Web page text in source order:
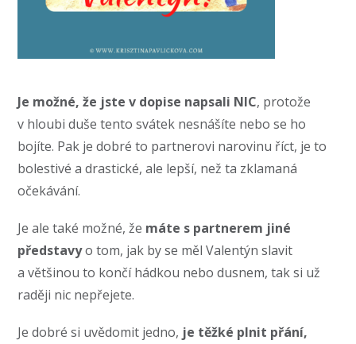
Je možné, že jste v dopise napsali NIC, protože
v hloubi duše tento svátek nesnášíte nebo se ho
bojíte. Pak je dobré to partnerovi narovinu říct, je to
bolestivé a drastické, ale lepší, než ta zklamaná
očekávání.
Je ale také možné, že máte s partnerem jiné
představyo tom, jak by se měl Valentýn slavit
a většinou to končí hádkou nebo dusnem, tak si už
raději nic nepřejete.
Je dobré si uvědomit jedno, je těžké plnit přání,